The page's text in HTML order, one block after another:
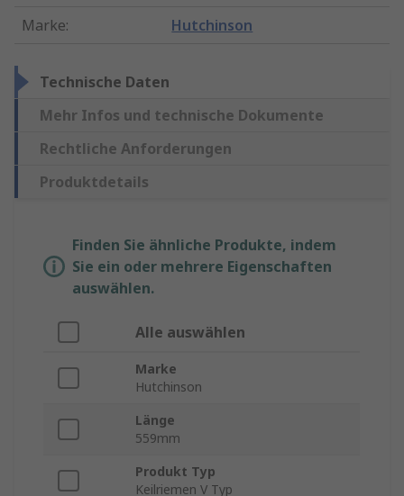
Marke: Hutchinson
Technische Daten
Mehr Infos und technische Dokumente
Rechtliche Anforderungen
Produktdetails
Finden Sie ähnliche Produkte, indem
Sie ein oder mehrere Eigenschaften
auswählen.
Alle auswählen
Marke
Hutchinson
Länge
559mm
Produkt Typ
Keilriemen V Typ